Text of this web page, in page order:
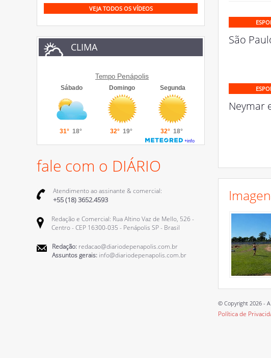
VEJA TODOS OS VÍDEOS
CLIMA
Tempo Penápolis
fale com o DIÁRIO
Atendimento ao assinante & comercial:
+55 (18) 3652.4593
Redação e Comercial: Rua Altino Vaz de Mello, 526 -
Centro - CEP 16300-035 - Penápolis SP - Brasil
Redação: redacao@diariodepenapolis.com.br
Assuntos gerais: info@diariodepenapolis.com.br
São
Neymar
© Copyright 2026 -
Política de